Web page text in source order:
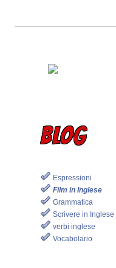
BLOG
Espressioni
Film in Inglese
Grammatica
Scrivere in Inglese
verbi inglese
Vocabolario